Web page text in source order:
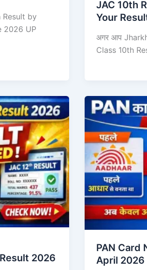
Result by
2026 UP
JAC 10th
Your
अगर आप
Class 10th
2026
PAN Card
April 2026